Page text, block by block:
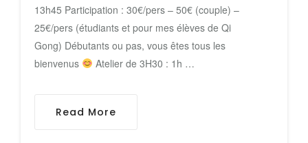
13h45 Participation : 30€/pers – 50€ (couple) –
25€/pers (étudiants et pour mes élèves de Qi
Gong) Débutants ou pas, vous êtes tous les
bienvenus
Atelier de 3H30 : 1h …
Read More